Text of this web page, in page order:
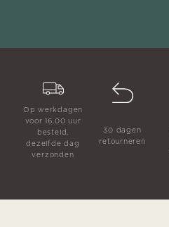
Op werkdagen
voor 16.00 uur
besteld,
dezelfde dag
verzonden
30 dagen
retourneren